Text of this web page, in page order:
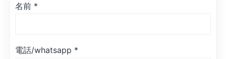
名前 *
電話/whatsapp *